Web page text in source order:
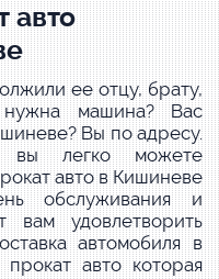
авто
ее отцу, брату,
машина? Вас
Вы по адресу.
вы легко можете
авто в Кишиневе
обслуживания и
вам удовлетворить
автомобиля в
авто которая